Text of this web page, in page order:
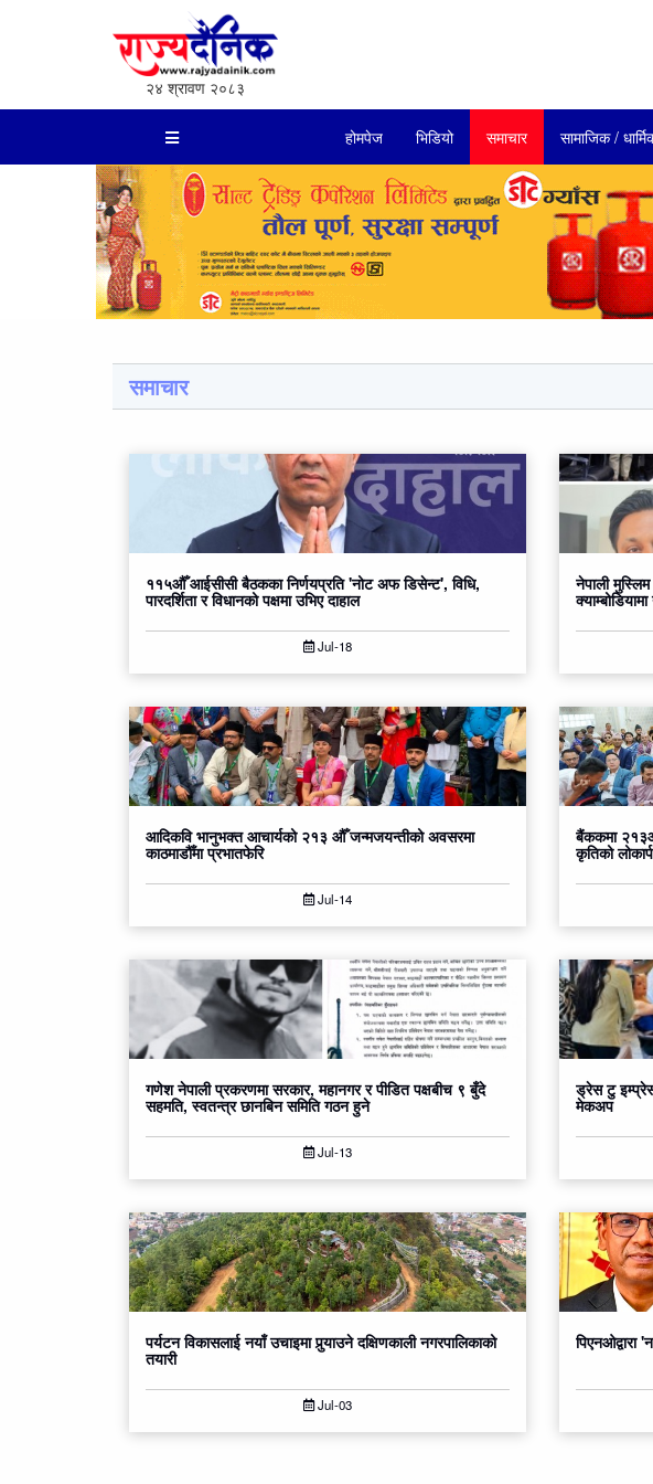
२४ श्रावण २०८३
होमपेज भिडियो समाचार सामाजिक /
समाचार
११५औँ आईसीसी बैठकका निर्णयप्रति 'नोट अफ डिसेन्ट', विधि,
पारदर्शिता र विधानको पक्षमा उभिए दाहाल
Jul-18
नेपाली मुस्लिम
आदिकवि भानुभक्त आचार्यको २१३ औँ जन्मजयन्तीको अवसरमा
काठमाडौँमा प्रभातफेरि
Jul-14
बैंककमा
कृतिको
गणेश नेपाली प्रकरणमा सरकार, महानगर र पीडित पक्षबीच ९ बुँदे
सहमति, स्वतन्त्र छानबिन समिति गठन हुने
Jul-13
ड्रेस टु
मेकअप
पर्यटन विकासलाई नयाँ उचाइमा पुर्‍याउने दक्षिणकाली नगरपालिकाको
तयारी
Jul-03
पिएनओद्वारा